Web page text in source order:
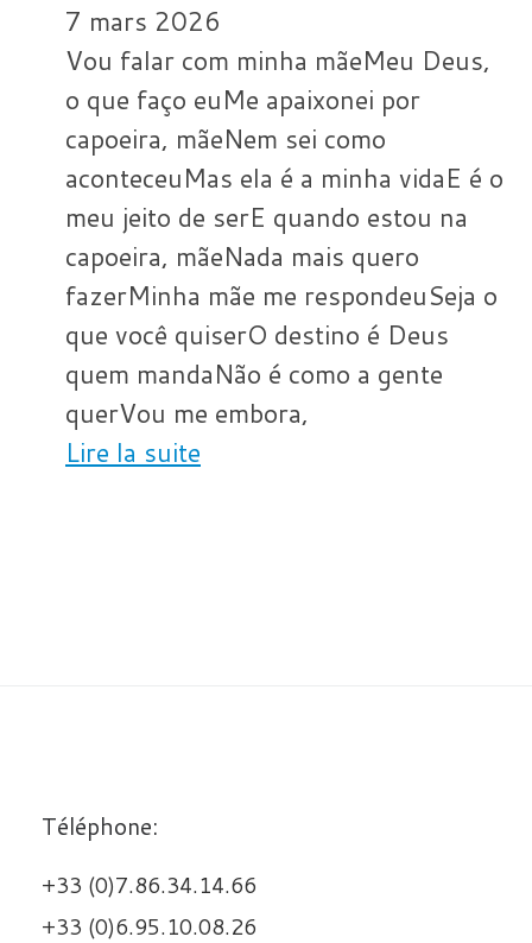
7 mars 2026
Vou falar com minha mãeMeu Deus,
o que faço euMe apaixonei por
capoeira, mãeNem sei como
aconteceuMas ela é a minha vidaE é o
meu jeito de serE quando estou na
capoeira, mãeNada mais quero
fazerMinha mãe me respondeuSeja o
que você quiserO destino é Deus
quem mandaNão é como a gente
querVou me embora,
Lire la suite
Téléphone:
+33 (0)7.86.34.14.66
+33 (0)6.95.10.08.26